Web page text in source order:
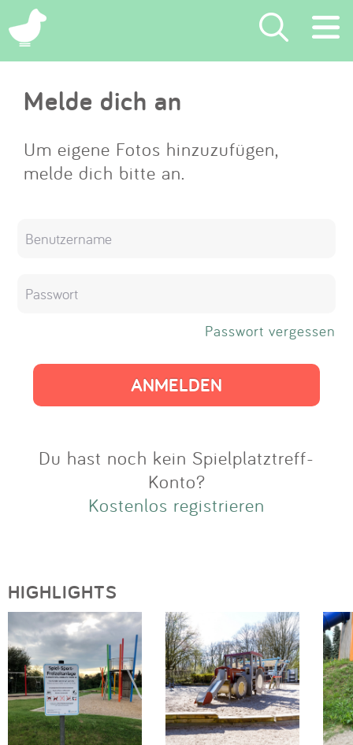
×
Suchen
Eintragen
App
Melde dich an
Um eigene Fotos hinzuzufügen,
melde dich bitte an.
Passwort vergessen
Du hast noch kein Spielplatztreff-
Konto?
Kostenlos registrieren
HIGHLIGHTS